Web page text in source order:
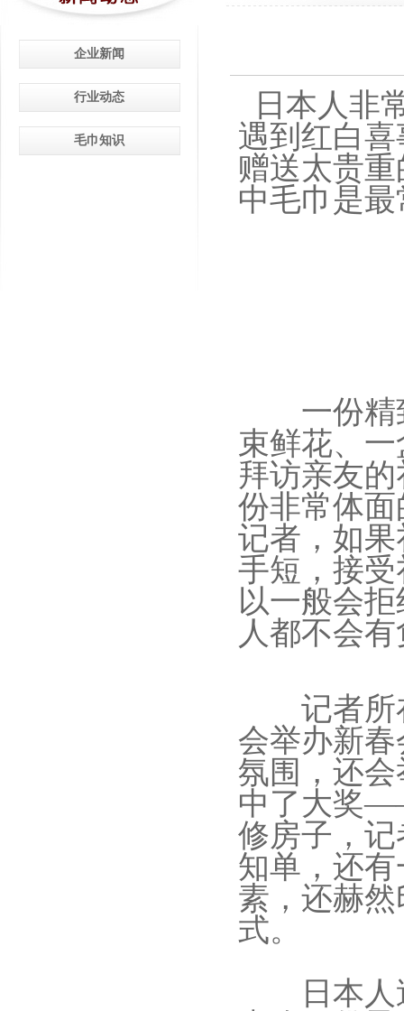
企业新闻
行业动态
毛巾知识
日本人非
遇到红白
赠送太贵
中毛巾 是
一份精致
束鲜花、
拜访亲友
份非常体
记者，如
手短，接
以一般会
人都不会
记者所在
会举办新
氛围，还
中了大奖
修房子，
知单，还
素，还赫
式。
日本人送